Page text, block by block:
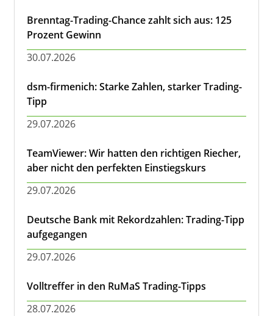
Brenntag-Trading-Chance zahlt sich aus: 125
Prozent Gewinn
30.07.2026
dsm-firmenich: Starke Zahlen, starker Trading-
Tipp
29.07.2026
TeamViewer: Wir hatten den richtigen Riecher,
aber nicht den perfekten Einstiegskurs
29.07.2026
Deutsche Bank mit Rekordzahlen: Trading-Tipp
aufgegangen
29.07.2026
Volltreffer in den RuMaS Trading-Tipps
28.07.2026